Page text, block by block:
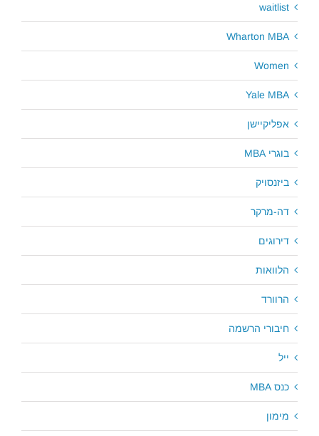
waitlist
Wharton MBA
Women
Yale MBA
אפליקיישן
בוגרי MBA
ביזנסויק
דה-מרקר
דירוגים
הלוואות
הרוורד
חיבורי הרשמה
ייל
כנס MBA
מימון